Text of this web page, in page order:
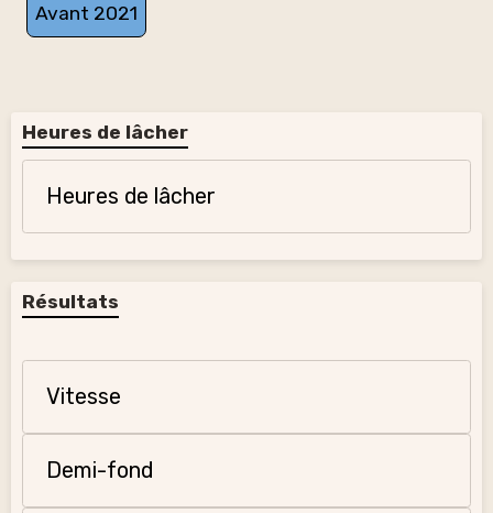
Avant 2021
Heures de lâcher
Heures de lâcher
Résultats
Vitesse
Demi-fond